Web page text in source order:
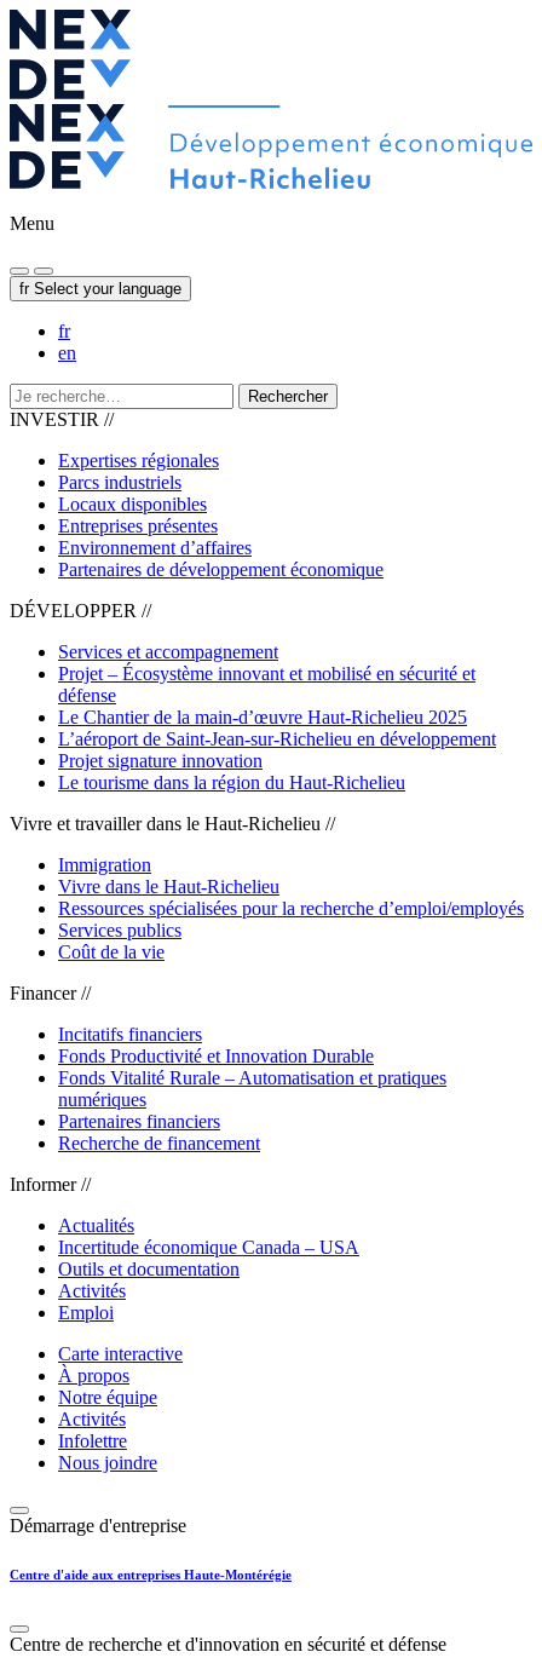
Menu
fr Select your language
fr
en
Rechercher
INVESTIR //
Expertises régionales
Parcs industriels
Locaux disponibles
Entreprises présentes
Environnement d’affaires
Partenaires de développement économique
DÉVELOPPER //
Services et accompagnement
Projet – Écosystème innovant et mobilisé en sécurité et
défense
Le Chantier de la main-d’œuvre Haut-Richelieu 2025
L’aéroport de Saint-Jean-sur-Richelieu en développement
Projet signature innovation
Le tourisme dans la région du Haut-Richelieu
Vivre et travailler dans le Haut-Richelieu //
Immigration
Vivre dans le Haut-Richelieu
Ressources spécialisées pour la recherche d’emploi/employés
Services publics
Coût de la vie
Financer //
Incitatifs financiers
Fonds Productivité et Innovation Durable
Fonds Vitalité Rurale – Automatisation et pratiques
numériques
Partenaires financiers
Recherche de financement
Informer //
Actualités
Incertitude économique Canada – USA
Outils et documentation
Activités
Emploi
Carte interactive
À propos
Notre équipe
Activités
Infolettre
Nous joindre
Démarrage d'entreprise
Centre d'aide aux entreprises Haute-Montérégie
Centre de recherche et d'innovation en sécurité et défense